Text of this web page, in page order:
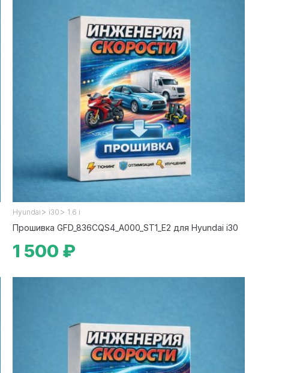
Hyundai > i30 > 1.6 i
Прошивка GFD_836CQS4_A000_ST1_E2 для Hyundai i30
1 500 ₽